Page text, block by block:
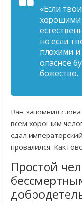
«Если
хорошими
но если
плохими и
опасное
божество.
Ван запомнил
всем хорошим
сдал
провалился. Как
Простой